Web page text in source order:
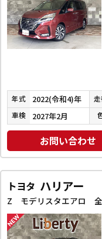
年式 2022(令和4)年
車検 2027年2月
お問い合わせ
トヨタ ハリアー